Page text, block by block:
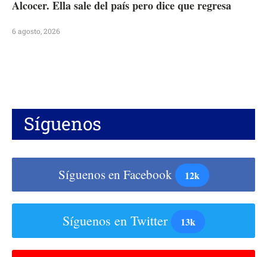
Alcocer. Ella sale del país pero dice que regresa
6 agosto, 2026
Síguenos
Síguenos en Facebook 12k
Síguenos en Twitter 13k